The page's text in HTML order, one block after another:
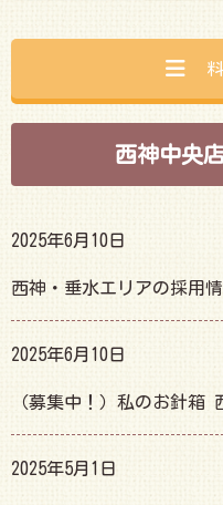
西神中央
2025年6月10日
西神・垂水エリアの採用
2025年6月10日
（募集中！）私のお針箱
2025年5月1日